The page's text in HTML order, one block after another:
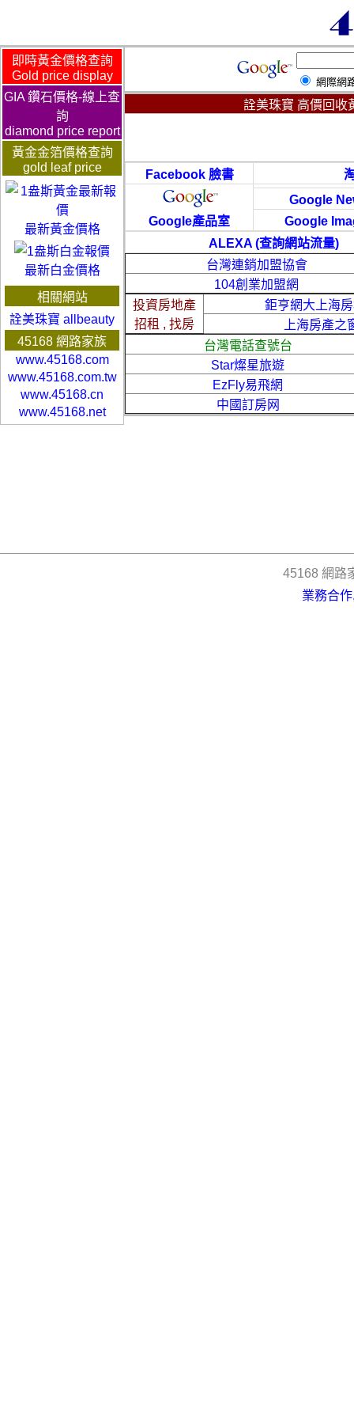
即時黃金價格查詢
Gold price display
GIA 鑽石價格-線上查
詢
diamond price report
黃金金箔價格查詢
gold leaf price
最新黃金價格
最新白金價格
相關網站
詮美珠寶 allbeauty
45168 網路家族
www.45168.com
www.45168.com.tw
www.45168.cn
www.45168.net
網際網
詮美珠寶 高價回收
Facebook 臉書
Google產品室
Google
Google
ALEXA (查詢網站流量)
台灣連銷加盟協會
104創業加盟網
投資房地產
招租 , 找房
鉅亨網大上海
上海房產之
台灣電話查號台
Star燦星旅遊
EzFly易飛網
中國訂房网
45168 網路
業務合